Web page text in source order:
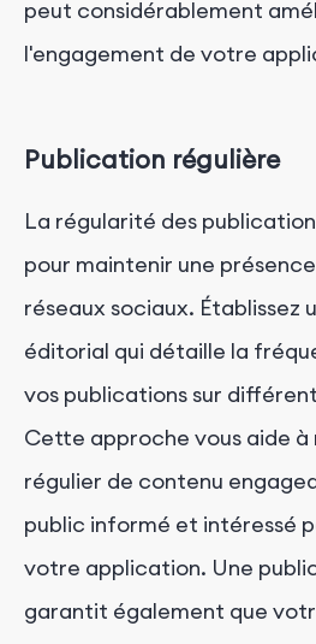
peut considérablement
l'engagement de votre
Publication régulière
La régularité des
pour maintenir une
réseaux sociaux. Établissez
éditorial qui détaille la
vos publications sur
Cette approche vous aide à
régulier de contenu
public informé et intéressé
votre application. Une
garantit également que